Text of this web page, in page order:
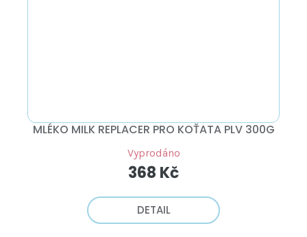
MLÉKO MILK REPLACER PRO KOŤATA PLV 300G
Vyprodáno
368 Kč
DETAIL